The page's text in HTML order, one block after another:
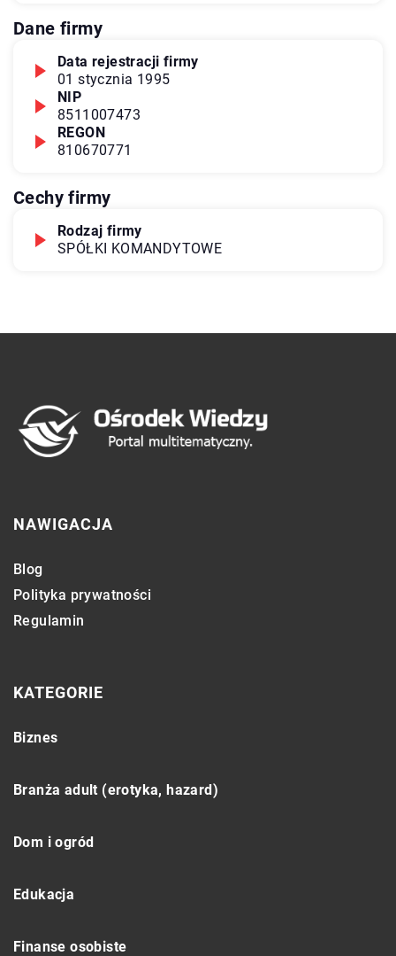
Dane firmy
Data rejestracji firmy
01 stycznia 1995
NIP
8511007473
REGON
810670771
Cechy firmy
Rodzaj firmy
SPÓŁKI KOMANDYTOWE
NAWIGACJA
Blog
Polityka prywatności
Regulamin
KATEGORIE
Biznes
Branża adult (erotyka, hazard)
Dom i ogród
Edukacja
Finanse osobiste